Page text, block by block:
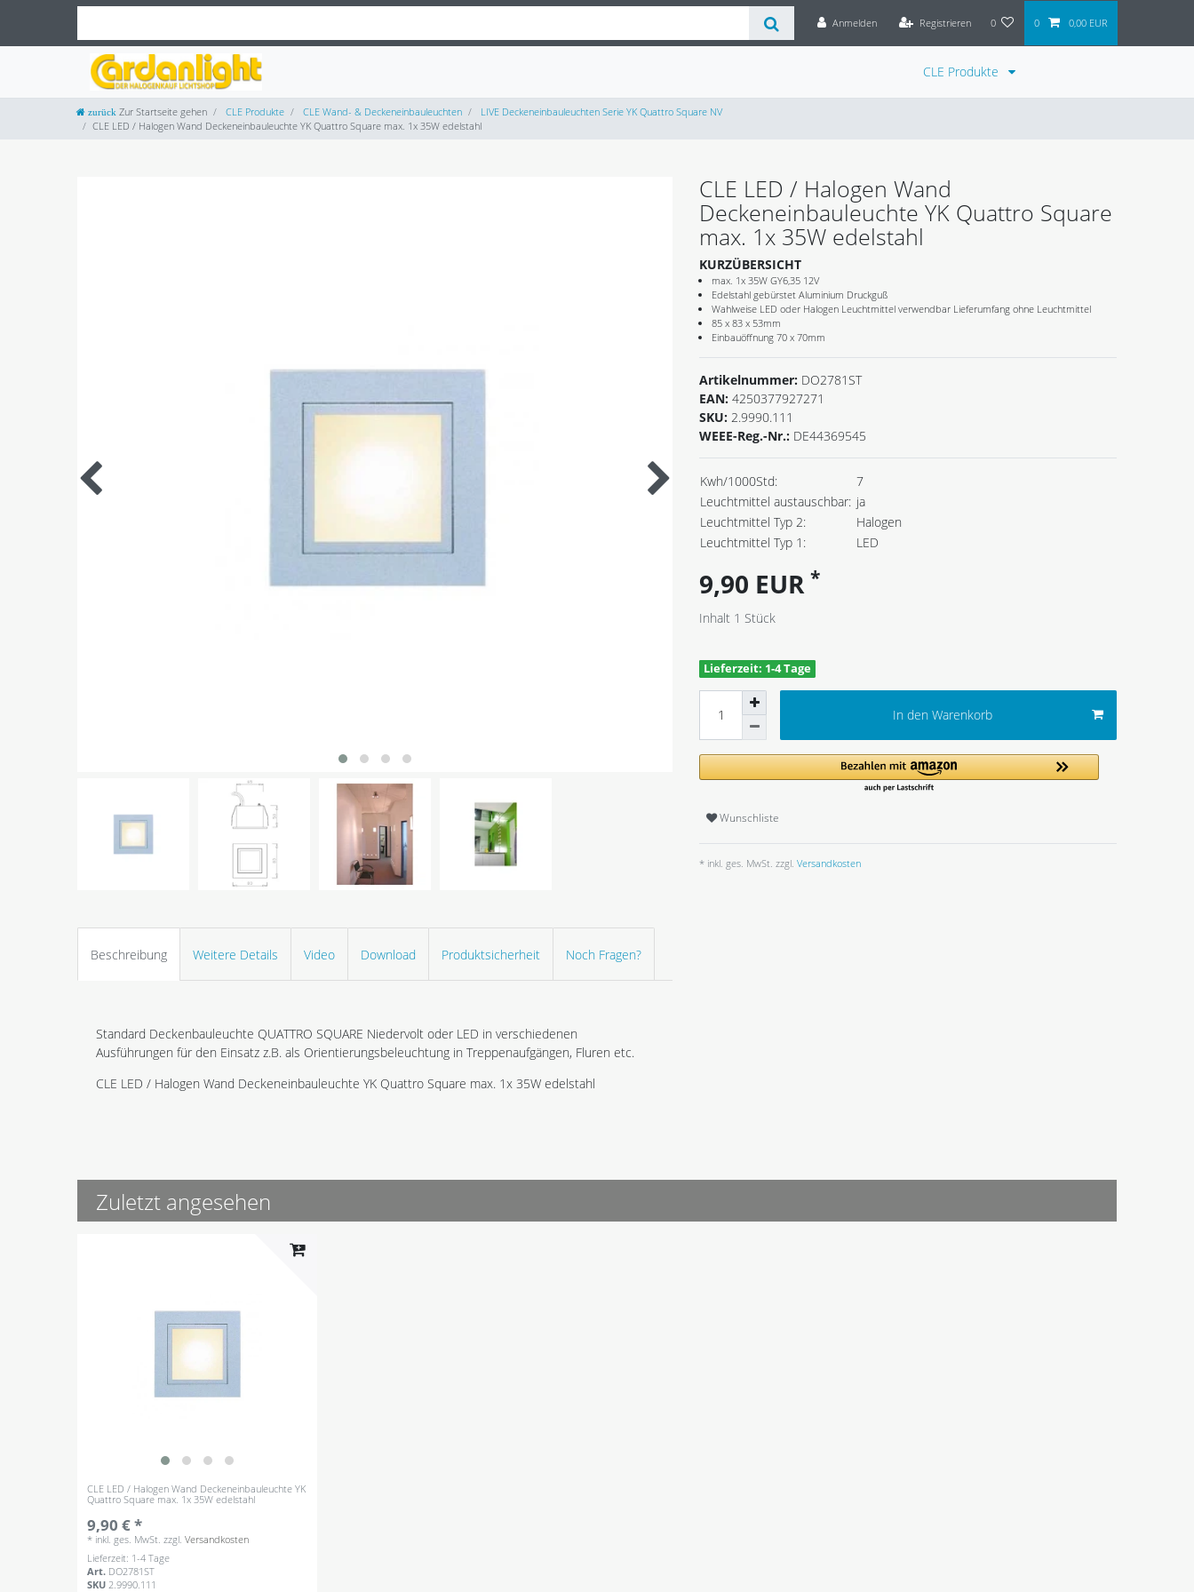
Anmelden Registrieren 0 0 0,00 EUR
CLE Produkte
Zur Startseite gehen CLE Produkte CLE Wand- & Deckeneinbauleuchten
LIVE Deckeneinbauleuchten Serie YK Quattro Square NV
CLE LED / Halogen Wand Deckeneinbauleuchte YK Quattro Square max. 1x 35W edelstahl
Beschreibung Weitere Details Video Download Produktsicherheit Noch Fragen?
Standard Deckenbauleuchte QUATTRO SQUARE Niedervolt oder LED in verschiedenen
Ausführungen für den Einsatz z.B. als Orientierungsbeleuchtung in Treppenaufgängen, Fluren etc.
CLE LED / Halogen Wand Deckeneinbauleuchte YK Quattro Square max. 1x 35W edelstahl
CLE LED / Halogen Wand
Deckeneinbauleuchte YK Quattro Square
max. 1x 35W edelstahl
KURZÜBERSICHT
max. 1x 35W GY6,35 12V
Edelstahl gebürstet Aluminium Druckguß
Wahlweise LED oder Halogen Leuchtmittel verwendbar Lieferumfang ohne Leuchtmittel
85 x 83 x 53mm
Einbauöffnung 70 x 70mm
Artikelnummer: DO2781ST
EAN: 4250377927271
SKU: 2.9990.111
WEEE-Reg.-Nr.: DE44369545
Kwh/1000Std:
7
Leuchtmittel austauschbar: ja
Leuchtmittel Typ 2:
Halogen
Leuchtmittel Typ 1:
LED
9,90 EUR *
Inhalt 1 Stück
Lieferzeit: 1-4 Tage
In den Warenkorb
Wunschliste
* inkl. ges. MwSt. zzgl. Versandkosten
Zuletzt angesehen
CLE LED / Halogen Wand Deckeneinbauleuchte YK
Quattro Square max. 1x 35W edelstahl
9,90 € *
* inkl. ges. MwSt. zzgl.Versandkosten
Lieferzeit: 1-4 Tage
Art. DO2781ST
SKU 2.9990.111